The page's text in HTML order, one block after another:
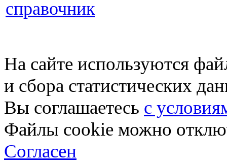
справочник
На сайте используются
и сбора статистических
Вы соглашаетесь с
Файлы cookie можно
Согласен